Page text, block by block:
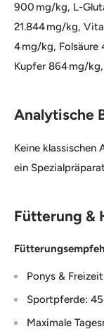
900 mg/kg, L-
21.844 mg/kg,
4 mg/kg,
Kupfer 864 mg/
Analytische
Keine klassischen
ein
Fütterung &
Ponys &
Sportpferde: 45
Maximale